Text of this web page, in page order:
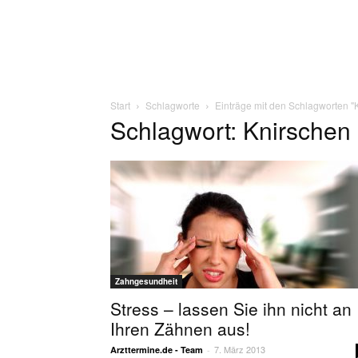
Start Schlagworte Einträge mit den Schlagworten
Schlagwort: Knirschen
Zahngesundheit
Stress – lassen Sie ihn nicht an
Ihren Zähnen aus!
Arzttermine.de - Team - 7. März 2013